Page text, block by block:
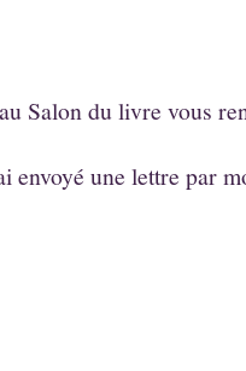
Salon du livre vous
envoyé une lettre par